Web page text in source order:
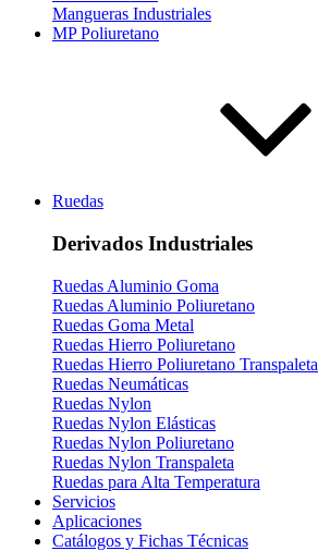
Mangueras Industriales
MP Poliuretano
Ruedas
Derivados Industriales
Ruedas Aluminio Goma
Ruedas Aluminio Poliuretano
Ruedas Goma Metal
Ruedas Hierro Poliuretano
Ruedas Hierro Poliuretano Transpaleta
Ruedas Neumáticas
Ruedas Nylon
Ruedas Nylon Elásticas
Ruedas Nylon Poliuretano
Ruedas Nylon Transpaleta
Ruedas para Alta Temperatura
Servicios
Aplicaciones
Catálogos y Fichas Técnicas